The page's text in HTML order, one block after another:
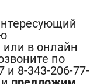
или в онлайн
по
и 8-343-206-77-